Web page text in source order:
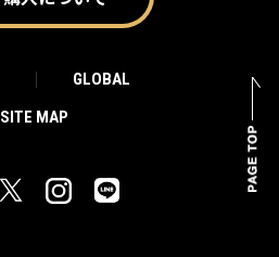
GLOBAL
SITE MAP